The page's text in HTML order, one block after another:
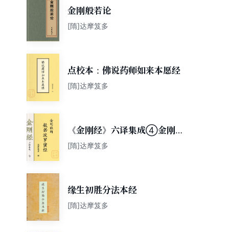
金刚般若论
[隋]达摩笈多
点校本：佛说药师如来本愿经
[隋]达摩笈多
《金刚经》六译集成④金刚能
断般若波罗蜜经（达摩笈多
[隋]达摩笈多
缘生初胜分法本经
[隋]达摩笈多